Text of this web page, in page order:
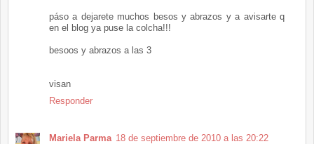
páso a dejarete muchos besos y abrazos y a avisarte q
en el blog ya puse la colcha!!!
besoos y abrazos a las 3
visan
Responder
Mariela Parma 18 de septiembre de 2010 a las 20:22